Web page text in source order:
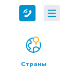
Страны